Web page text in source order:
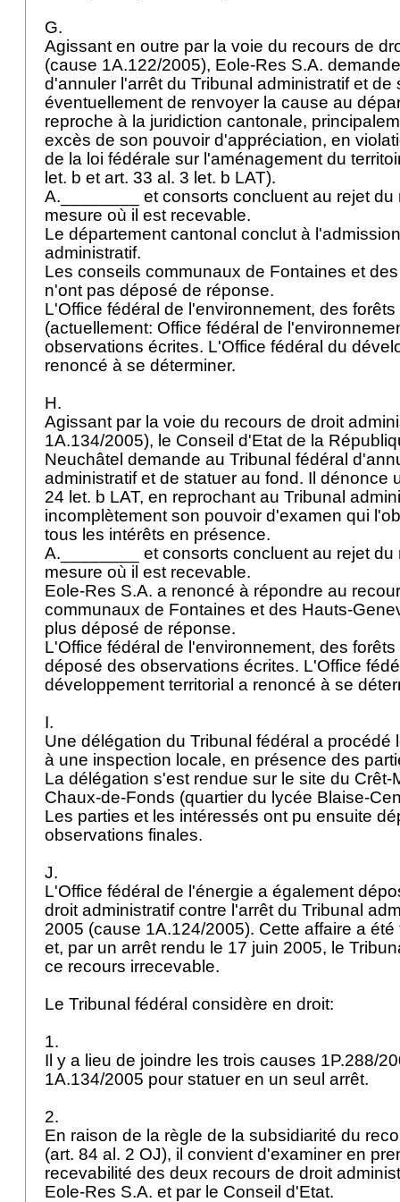
G.
Agissant en outre par la voie du recours de
(cause 1A.122/2005), Eole-Res S.A.
d'annuler l'arrêt du Tribunal administratif et de
éventuellement de renvoyer la cause au
reproche à la juridiction cantonale,
excès de son pouvoir d'appréciation, en
de la loi fédérale sur l'aménagement du
let. b et art. 33 al. 3 let. b LAT).
A.________ et consorts concluent au rejet du
mesure où il est recevable.
Le département cantonal conclut à
administratif.
Les conseils communaux de Fontaines et
n'ont pas déposé de réponse.
L'Office fédéral de l'environnement, des
(actuellement: Office fédéral de
observations écrites. L'Office fédéral du
renoncé à se déterminer.
H.
Agissant par la voie du recours de droit
1A.134/2005), le Conseil d'Etat de la
Neuchâtel demande au Tribunal fédéral
administratif et de statuer au fond. Il dénonce
24 let. b LAT, en reprochant au Tribunal
incomplètement son pouvoir d'examen qui
tous les intérêts en présence.
A.________ et consorts concluent au rejet du
mesure où il est recevable.
Eole-Res S.A. a renoncé à répondre au
communaux de Fontaines et des Hauts-
plus déposé de réponse.
L'Office fédéral de l'environnement, des
déposé des observations écrites. L'Office
développement territorial a renoncé à se
I.
Une délégation du Tribunal fédéral a procédé
à une inspection locale, en présence des
La délégation s'est rendue sur le site du Crêt-
Chaux-de-Fonds (quartier du lycée Blaise-
Les parties et les intéressés ont pu ensuite
observations finales.
J.
L'Office fédéral de l'énergie a également
droit administratif contre l'arrêt du Tribunal
2005 (cause 1A.124/2005). Cette affaire a
et, par un arrêt rendu le 17 juin 2005, le
ce recours irrecevable.
Le Tribunal fédéral considère en droit:
1.
Il y a lieu de joindre les trois causes 1P.288/
1A.134/2005 pour statuer en un seul arrêt.
2.
En raison de la règle de la subsidiarité du
(art. 84 al. 2 OJ), il convient d'examiner en
recevabilité des deux recours de droit
Eole-Res S.A. et par le Conseil d'Etat.